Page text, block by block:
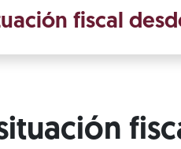
fiscal